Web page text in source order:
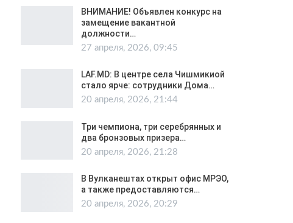
ВНИМАНИЕ! Объявлен конкурс на
замещение вакантной
должности…
27 апреля, 2026, 09:45
LAF.MD: В центре села Чишмикиой
стало ярче: сотрудники Дома…
20 апреля, 2026, 21:44
Три чемпиона, три серебрянных и
два бронзовых призера…
20 апреля, 2026, 21:28
В Вулканештах открыт офис МРЭО,
а также предоставляются…
20 апреля, 2026, 20:29